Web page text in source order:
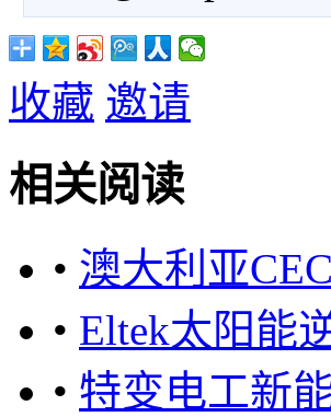
收藏 邀请
相关阅读
• 澳大利亚
• Eltek太阳能
• 特变电工新